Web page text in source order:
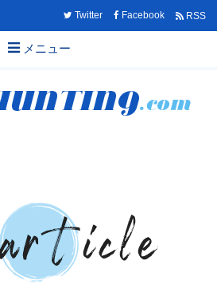
メニュー
Twitter Facebook RSS